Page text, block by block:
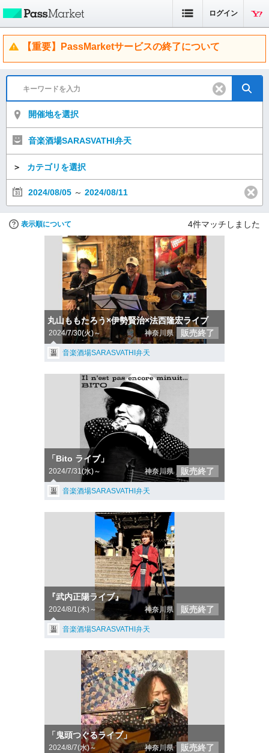
ログイン
【重要】PassMarketサービスの終了について
開催地を選択
音楽酒場SARASVATHI弁天
＞ カテゴリを選択
2024/08/05 ～ 2024/08/11
表示順について 4件マッチしました
丸山ももたろう×伊勢賢治×法西隆宏ライブ
2024/7/30(火)～ 神奈川県 販売終了
音楽酒場SARASVATHI弁天
「Bito ライブ」
2024/7/31(水)～ 神奈川県 販売終了
音楽酒場SARASVATHI弁天
『武内正陽ライブ』
2024/8/1(木)～ 神奈川県 販売終了
音楽酒場SARASVATHI弁天
「鬼頭つぐるライブ」
2024/8/7(水)～ 神奈川県 販売終了